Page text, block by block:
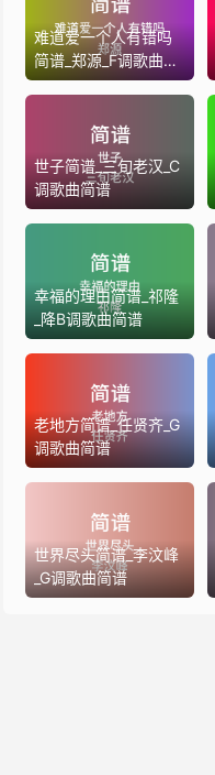
难道爱一个人有错吗
简谱_郑源_F调歌曲简
谱
世子简谱_三旬老汉_C
调歌曲简谱
幸福的理由简谱_祁隆
_降B调歌曲简谱
老地方简谱_任贤齐_G
调歌曲简谱
世界尽头简谱_李汶峰
_G调歌曲简谱